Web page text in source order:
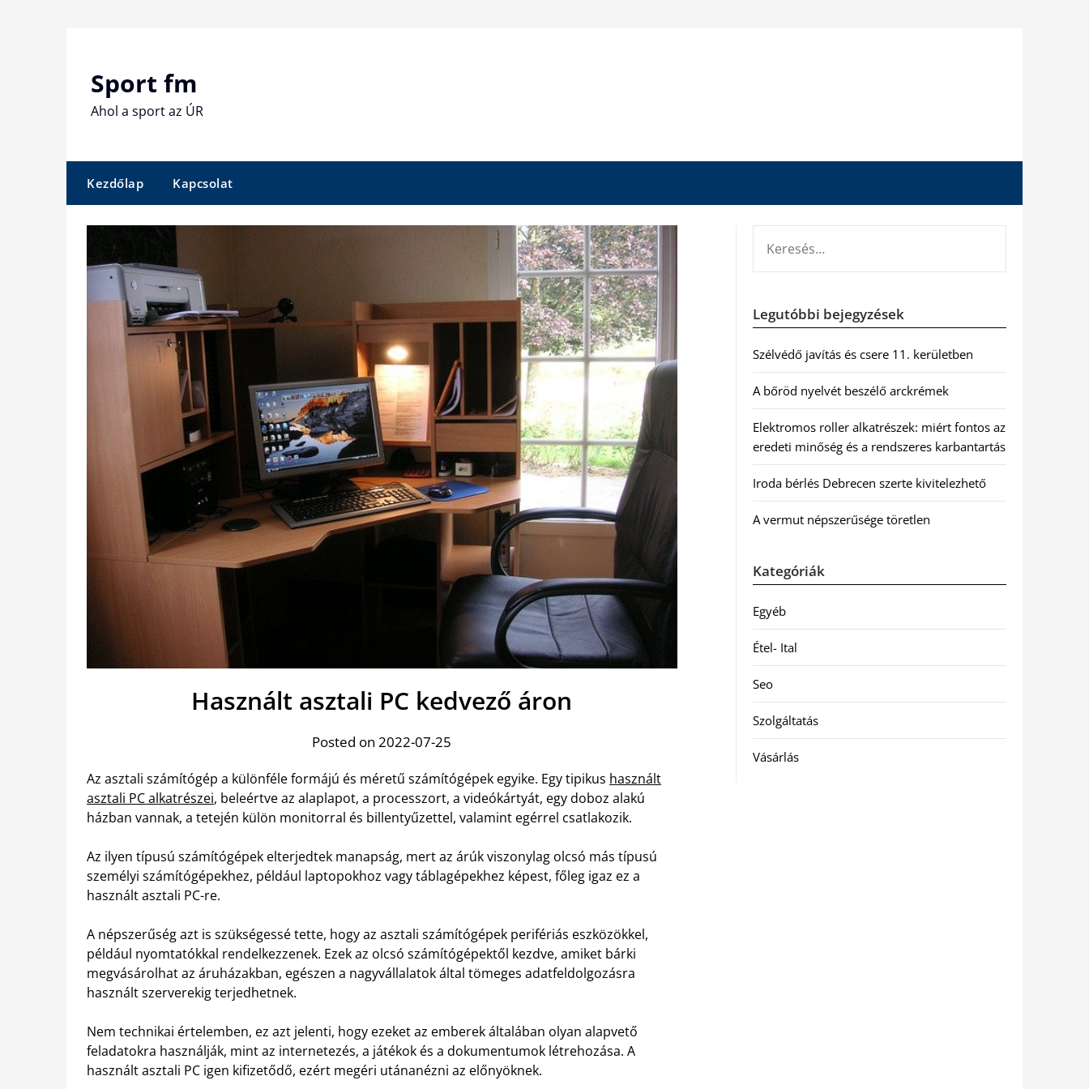
Sport fm
Ahol a sport az ÚR
Kezdőlap Kapcsolat
Használt asztali PC kedvező áron
Posted on 2022-07-25
Az asztali számítógép a különféle formájú és méretű számítógépek egyike. Egy tipikus használt
asztali PC alkatrészei, beleértve az alaplapot, a processzort, a videókártyát, egy doboz alakú
házban vannak, a tetején külön monitorral és billentyűzettel, valamint egérrel csatlakozik.
Az ilyen típusú számítógépek elterjedtek manapság, mert az árúk viszonylag olcsó más típusú
személyi számítógépekhez, például laptopokhoz vagy táblagépekhez képest, főleg igaz ez a
használt asztali PC-re.
A népszerűség azt is szükségessé tette, hogy az asztali számítógépek perifériás eszközökkel,
például nyomtatókkal rendelkezzenek. Ezek az olcsó számítógépektől kezdve, amiket bárki
megvásárolhat az áruházakban, egészen a nagyvállalatok által tömeges adatfeldolgozásra
használt szerverekig terjedhetnek.
Nem technikai értelemben, ez azt jelenti, hogy ezeket az emberek általában olyan alapvető
feladatokra használják, mint az internetezés, a játékok és a dokumentumok létrehozása. A
használt asztali PC igen kifizetődő, ezért megéri utánanézni az előnyöknek.
Legutóbbi bejegyzések
Szélvédő javítás és csere 11. kerületben
A bőröd nyelvét beszélő arckrémek
Elektromos roller alkatrészek: miért fontos az
eredeti minőség és a rendszeres karbantartás
Iroda bérlés Debrecen szerte kivitelezhető
A vermut népszerűsége töretlen
Kategóriák
Egyéb
Étel- Ital
Seo
Szolgáltatás
Vásárlás